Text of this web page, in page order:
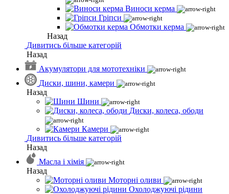
Виноси керма
Гріпси
Обмотки керма
Назад
Дивитись більше категорій
Назад
Акумулятори для мототехніки
Диски, шини, камери
Назад
Шини
Диски, колеса, ободи
Камери
Дивитись більше категорій
Назад
Масла і хімія
Назад
Моторні оливи
Охолоджуючі рідини